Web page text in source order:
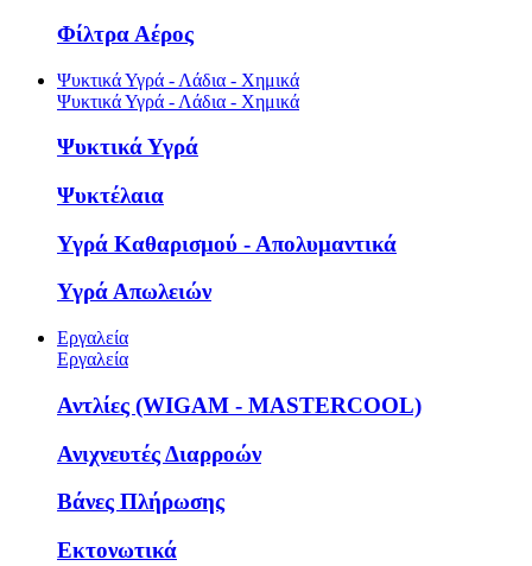
Φίλτρα Αέρος
Ψυκτικά Υγρά - Λάδια - Χημικά
Ψυκτικά Υγρά - Λάδια - Χημικά
Ψυκτικά Υγρά
Ψυκτέλαια
Υγρά Καθαρισμού - Απολυμαντικά
Υγρά Απωλειών
Εργαλεία
Εργαλεία
Αντλίες (WIGAM - MASTERCOOL)
Ανιχνευτές Διαρροών
Βάνες Πλήρωσης
Εκτονωτικά